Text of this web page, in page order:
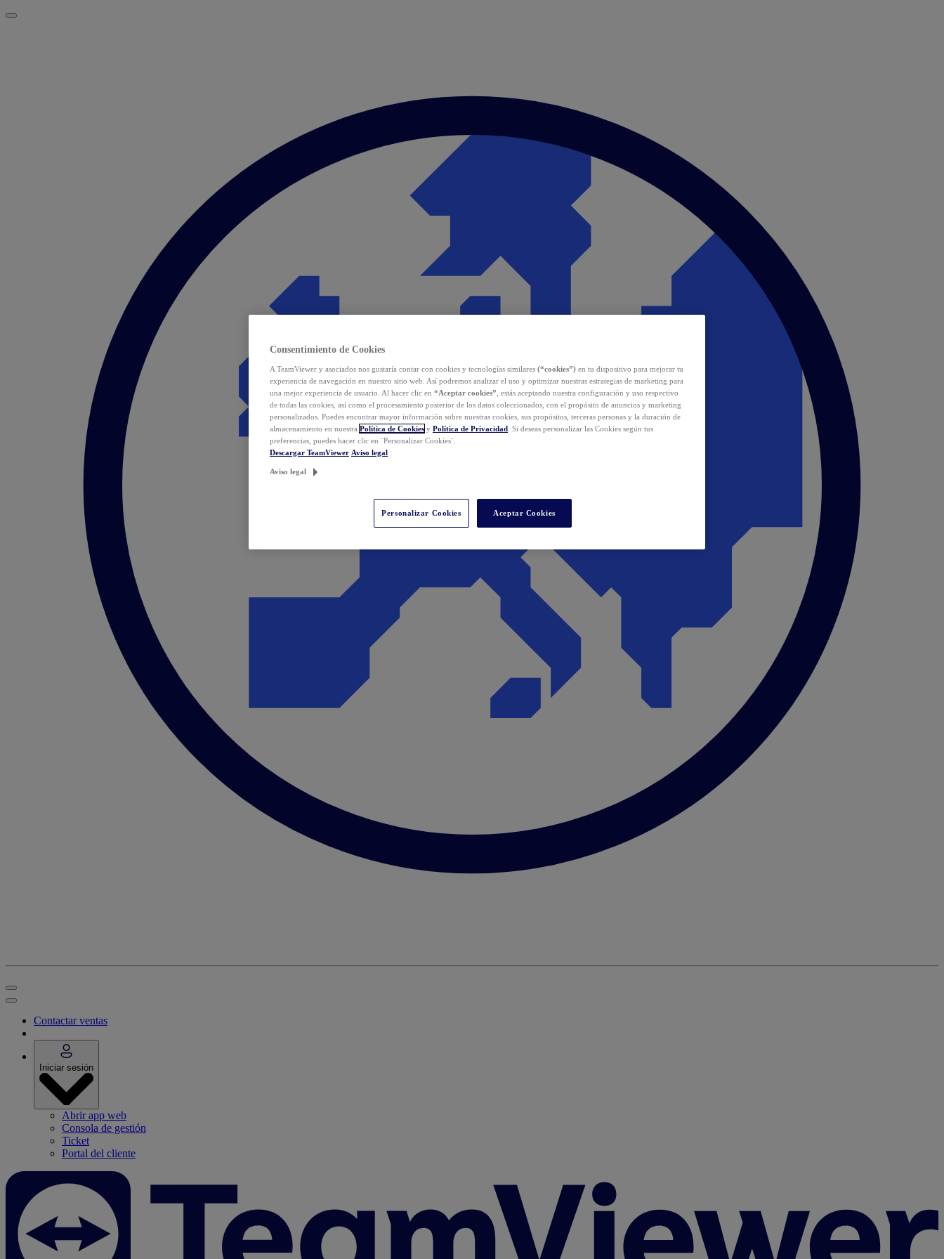
Contactar ventas
Iniciar sesión
Abrir app web
Consola de gestión
Ticket
Portal del cliente
Consentimiento de Cookies
A TeamViewer y asociados nos gustaría contar con cookies y tecnologías similares (“cookies”) en tu dispositivo para mejorar tu
experiencia de navegación en nuestro sitio web. Así podremos analizar el uso y optimizar nuestras estrategias de marketing para
una mejor experiencia de usuario. Al hacer clic en “Aceptar cookies” , estás aceptando nuestra configuración y uso respectivo
de todas las cookies, así como el procesamiento posterior de los datos coleccionados, con el propósito de anuncios y marketing
personalizados. Puedes encontrar mayor información sobre nuestras cookies, sus propósitos, terceras personas y la duración de
almacenamiento en nuestra Política de Cookies y Política de Privacidad . Si deseas personalizar las Cookies según tus
preferencias, puedes hacer clic en ¨Personalizar Cookies¨.
Descargar TeamViewer Aviso legal
Aviso legal
Personalizar Cookies Aceptar Cookies